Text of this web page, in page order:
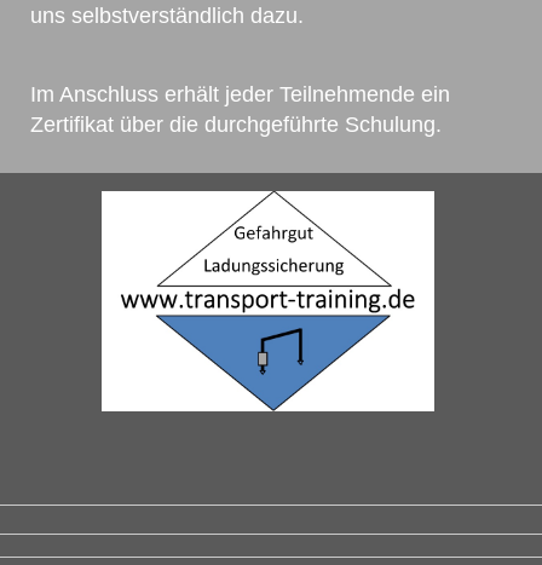
uns selbstverständlich dazu.
Im Anschluss erhält jeder Teilnehmende ein
Zertifikat über die durchgeführte Schulung.